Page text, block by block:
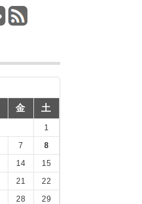
金 土
1
7
8
14
15
21
22
28
29